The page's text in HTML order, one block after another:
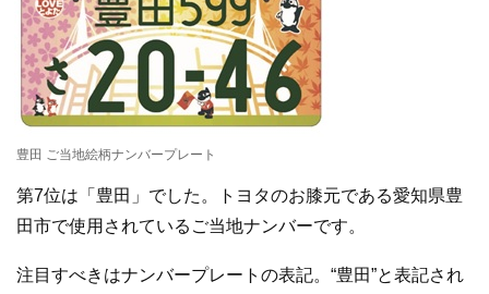
豊田 ご当地絵柄ナンバープレート
第7位は「豊田」でした。トヨタのお膝元である愛知県豊
田市で使用されているご当地ナンバーです。
注目すべきはナンバープレートの表記。“豊田”と表記され